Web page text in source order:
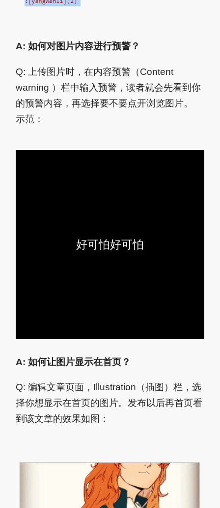
A: 如何对图片内容进行预警？
Q: 上传图片时，在内容预警（Content
warning ）栏中输入预警，读者就会先看到你
的预警内容，再选择要不要点开浏览图片。
示范：
好可怕好可怕
A: 如何让图片显示在首页？
Q: 编辑文章页面，Illustration（插图）栏，选
择你想显示在首页的图片。发布以后再首页看
到该文章的效果如图：